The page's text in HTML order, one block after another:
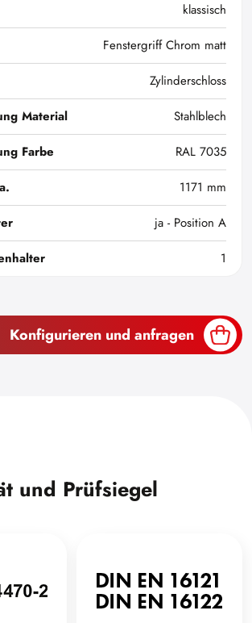
klassisch
Fenstergriff Chrom matt
Zylinderschloss
Material
Stahlblech
Farbe
RAL 7035
1171 mm
ja - Position A
1
Konfigurieren und anfragen
und Prüfsiegel